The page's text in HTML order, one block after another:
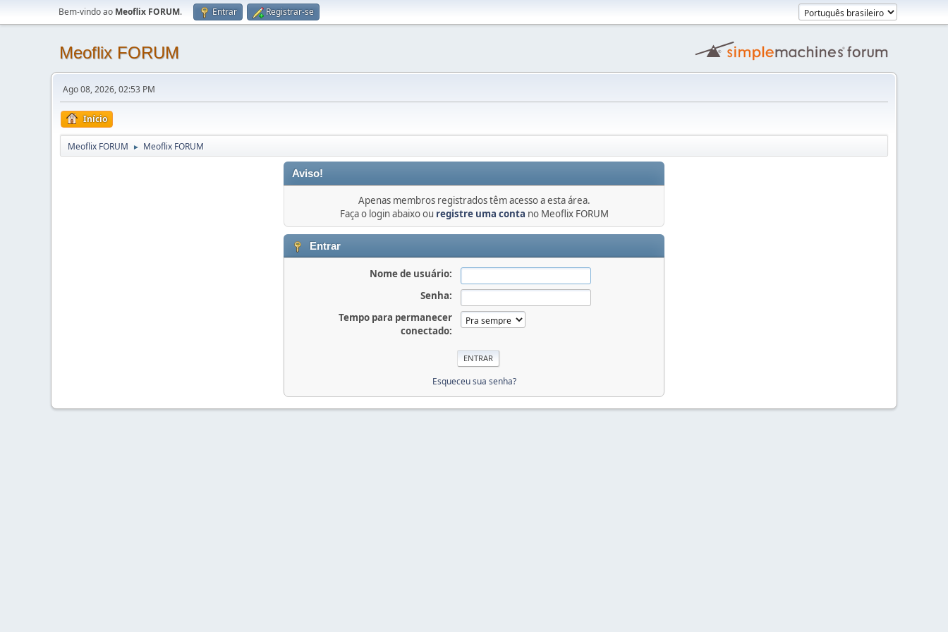
Bem-vindo ao Meoflix FORUM. Entrar Registrar-se
Meoflix FORUM
Ago 08, 2026, 02:53 PM
Início
Meoflix FORUM ► Meoflix FORUM
Aviso!
Apenas membros registrados têm acesso a esta área.
Faça o login abaixo ou registre uma conta no Meoflix FORUM
Entrar
Nome de usuário:
Senha:
Tempo para permanecer
conectado:
Esqueceu sua senha?